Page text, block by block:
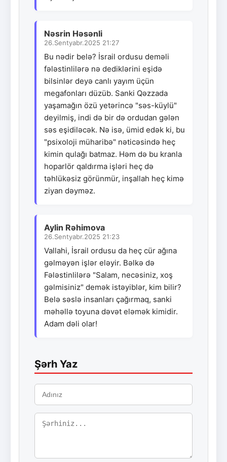
Nəsrin Həsənli
26.Sentyabr.2025 21:27
Bu nədir belə? İsrail ordusu deməli
fələstinlilərə nə dediklərini eşidə
bilsinlər deyə canlı yayım üçün
megafonları düzüb. Sanki Qəzzada
yaşamağın özü yetərincə "səs-küylü"
deyilmiş, indi də bir də ordudan gələn
səs eşidiləcək. Nə isə, ümid edək ki, bu
"psixoloji müharibə" nəticəsində heç
kimin qulağı batmaz. Həm də bu kranla
hoparlör qaldırma işləri heç də
təhlükəsiz görünmür, inşallah heç kimə
ziyan dəyməz.
Aylin Rəhimova
26.Sentyabr.2025 21:23
Vallahi, İsrail ordusu da heç cür ağına
gəlməyən işlər eləyir. Bəlkə də
Fələstinlilərə "Salam, necəsiniz, xoş
gəlmisiniz" demək istəyiblər, kim bilir?
Belə səslə insanları çağırmaq, sanki
məhəllə toyuna dəvət eləmək kimidir.
Adam dəli olar!
Şərh Yaz